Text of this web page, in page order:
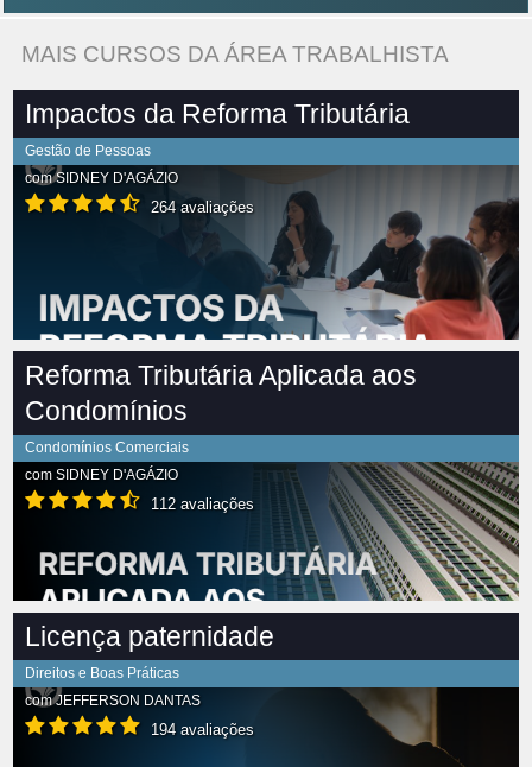
MAIS CURSOS DA ÁREA TRABALHISTA
Impactos da Reforma Tributária
Gestão de Pessoas
comSIDNEY D'AGÁZIO
264 avaliações
Reforma Tributária Aplicada aos
Condomínios
Condomínios Comerciais
com SIDNEY D'AGÁZIO
112 avaliações
Licença paternidade
Direitos e Boas Práticas
comJEFFERSON DANTAS
194 avaliações